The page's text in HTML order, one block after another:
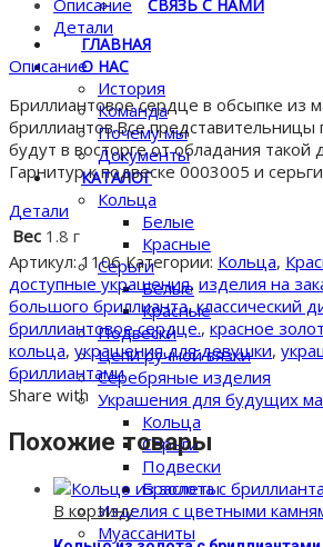
СВЯЗЬ С НАМИ
ГЛАВНАЯ
О НАС
История
Команда
Почему мы
Документы
КАТАЛОГ
Кольца
Белые
Красные
Серьги
Белые
Красные
Подвески
Цепи ручной вязки
Серебряные изделия
Украшения для будущих
Кольца
Серьги
Подвески
Браслеты
Изделия с цветными
Муассаниты
из
золота
бриллиантами
Описание
Детали
Описание
Бриллиантовое сердце в обсыпке из
бриллиантов.Все представительницы
будут в восторге от обладания такой
Гарнитур к подвеске 0003005 и
Детали
Вес 1.8 г
Артикул:1106 Категории: Кольца,
доступные украшения, изделия на
большого бриллианта,классический
бриллиантовое сердце., красное
кольца, украшения для девушки,
бриллиантами
Share with
Похожие товары
В корзину